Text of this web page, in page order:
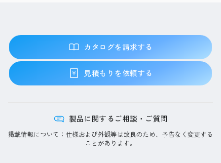
カタログを請求する
見積もりを依頼する
製品に関するご相談・ご質問
掲載情報について：仕様および外観等は改良のため、予告なく変更する
ことがあります。